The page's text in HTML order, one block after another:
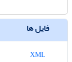
فایل ها